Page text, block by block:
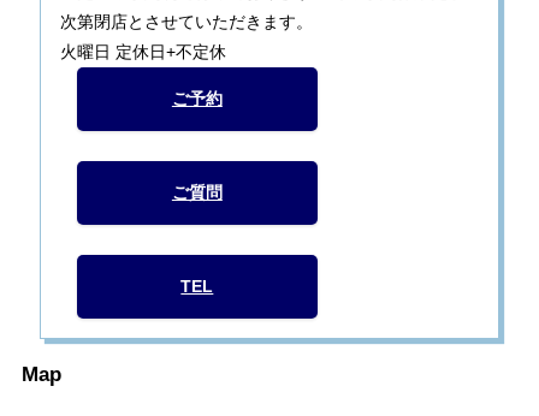
次第閉店とさせていただきます。
火曜日 定休日+不定休
ご予約
ご質問
TEL
Map